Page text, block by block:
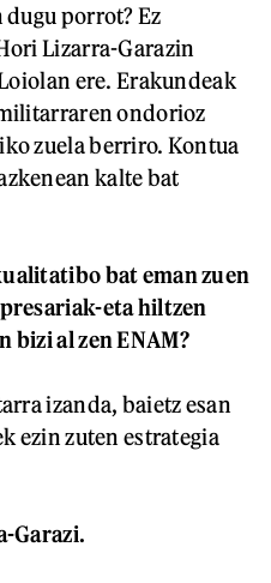
dugu porrot? Ez
Lizarra-Garazin
ere. Erakundeak
ondorioz
zuela berriro. Kontua
kalte bat
bat eman zuen
eta hiltzen
bizi al zen ENAM?
izanda, baietz esan
ezin zuten estrategia
Garazi.